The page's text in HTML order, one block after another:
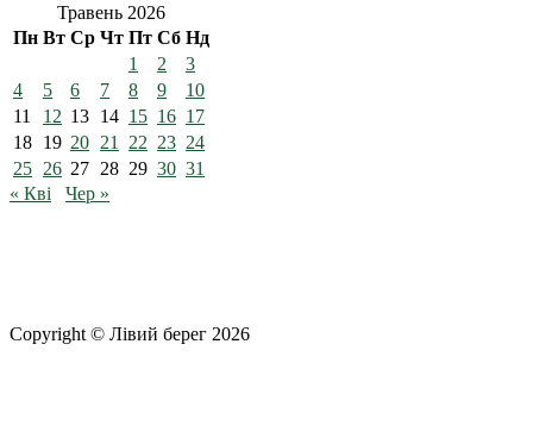
Травень 2026
Пн Вт Ср Чт Пт Сб Нд
1
2
3
4
5 6 7 8 9
10
11
12 13 14 15 16 17
18 19 20 21 22 23 24
25 26 27 28 29 30 31
« Кві
Чер »
Copyright © Лівий берег 2026